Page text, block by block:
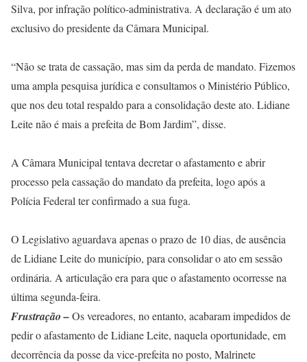
Silva, por infração político-administrativa. A declaração é um ato
exclusivo do presidente da Câmara Municipal.
“Não se trata de cassação, mas sim da perda de mandato. Fizemos
uma ampla pesquisa jurídica e consultamos o Ministério Público,
que nos deu total respaldo para a consolidação deste ato. Lidiane
Leite não é mais a prefeita de Bom Jardim”, disse.
A Câmara Municipal tentava decretar o afastamento e abrir
processo pela cassação do mandato da prefeita, logo após a
Polícia Federal ter confirmado a sua fuga.
O Legislativo aguardava apenas o prazo de 10 dias, de ausência
de Lidiane Leite do município, para consolidar o ato em sessão
ordinária. A articulação era para que o afastamento ocorresse na
última segunda-feira.
Frustração –Os vereadores, no entanto, acabaram impedidos de
pedir o afastamento de Lidiane Leite, naquela oportunidade, em
decorrência da posse da vice-prefeita no posto, Malrinete